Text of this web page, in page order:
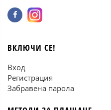
ВКЛЮЧИ СЕ!
Вход
Регистрация
Забравена парола